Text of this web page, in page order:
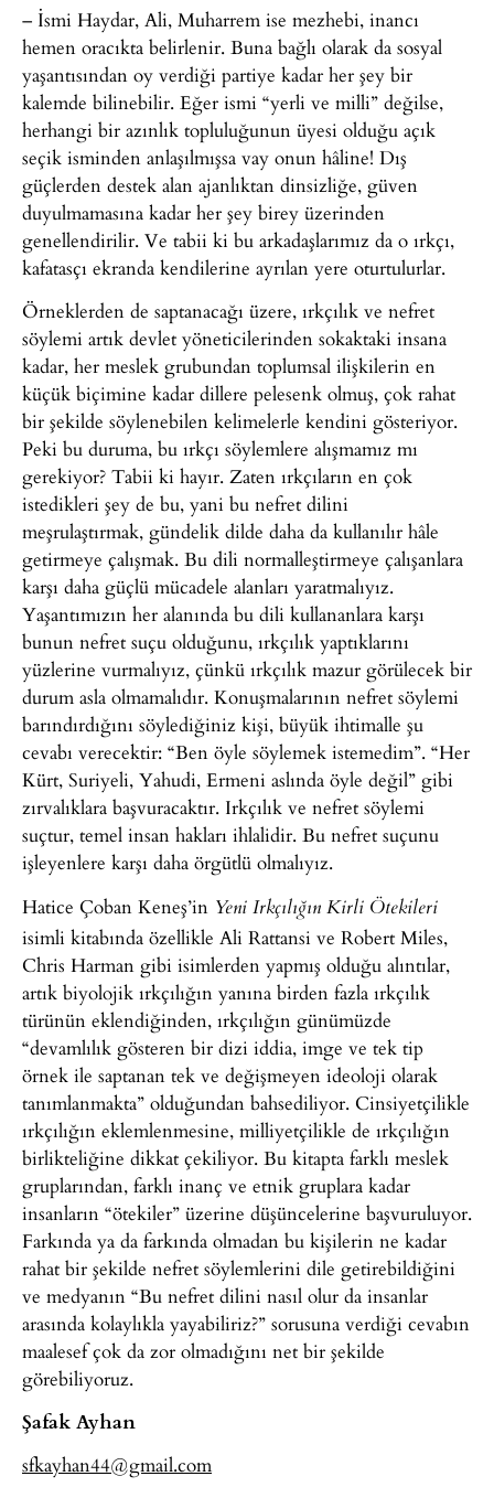
– İsmi Haydar, Ali, Muharrem ise mezhebi, inancı
hemen oracıkta belirlenir. Buna bağlı olarak da sosyal
yaşantısından oy verdiği partiye kadar her şey bir
kalemde bilinebilir. Eğer ismi “yerli ve milli” değilse,
herhangi bir azınlık topluluğunun üyesi olduğu açık
seçik isminden anlaşılmışsa vay onun hâline! Dış
güçlerden destek alan ajanlıktan dinsizliğe, güven
duyulmamasına kadar her şey birey üzerinden
genellendirilir. Ve tabii ki bu arkadaşlarımız da o ırkçı,
kafatasçı ekranda kendilerine ayrılan yere oturtulurlar.
Örneklerden de saptanacağı üzere, ırkçılık ve nefret
söylemi artık devlet yöneticilerinden sokaktaki insana
kadar, her meslek grubundan toplumsal ilişkilerin en
küçük biçimine kadar dillere pelesenk olmuş, çok rahat
bir şekilde söylenebilen kelimelerle kendini gösteriyor.
Peki bu duruma, bu ırkçı söylemlere alışmamız mı
gerekiyor? Tabii ki hayır. Zaten ırkçıların en çok
istedikleri şey de bu, yani bu nefret dilini
meşrulaştırmak, gündelik dilde daha da kullanılır hâle
getirmeye çalışmak. Bu dili normalleştirmeye çalışanlara
karşı daha güçlü mücadele alanları yaratmalıyız.
Yaşantımızın her alanında bu dili kullananlara karşı
bunun nefret suçu olduğunu, ırkçılık yaptıklarını
yüzlerine vurmalıyız, çünkü ırkçılık mazur görülecek bir
durum asla olmamalıdır. Konuşmalarının nefret söylemi
barındırdığını söylediğiniz kişi, büyük ihtimalle şu
cevabı verecektir: “Ben öyle söylemek istemedim”. “Her
Kürt, Suriyeli, Yahudi, Ermeni aslında öyle değil” gibi
zırvalıklara başvuracaktır. Irkçılık ve nefret söylemi
suçtur, temel insan hakları ihlalidir. Bu nefret suçunu
işleyenlere karşı daha örgütlü olmalıyız.
Hatice Çoban Keneş’in Yeni Irkçılığın Kirli Ötekileri
isimli kitabında özellikle Ali Rattansi ve Robert Miles,
Chris Harman gibi isimlerden yapmış olduğu alıntılar,
artık biyolojik ırkçılığın yanına birden fazla ırkçılık
türünün eklendiğinden, ırkçılığın günümüzde
“devamlılık gösteren bir dizi iddia, imge ve tek tip
örnek ile saptanan tek ve değişmeyen ideoloji olarak
tanımlanmakta” olduğundan bahsediliyor. Cinsiyetçilikle
ırkçılığın eklemlenmesine, milliyetçilikle de ırkçılığın
birlikteliğine dikkat çekiliyor. Bu kitapta farklı meslek
gruplarından, farklı inanç ve etnik gruplara kadar
insanların “ötekiler” üzerine düşüncelerine başvuruluyor.
Farkında ya da farkında olmadan bu kişilerin ne kadar
rahat bir şekilde nefret söylemlerini dile getirebildiğini
ve medyanın “Bu nefret dilini nasıl olur da insanlar
arasında kolaylıkla yayabiliriz?” sorusuna verdiği cevabın
maalesef çok da zor olmadığını net bir şekilde
görebiliyoruz.
Şafak Ayhan
sfkayhan44@gmail.com